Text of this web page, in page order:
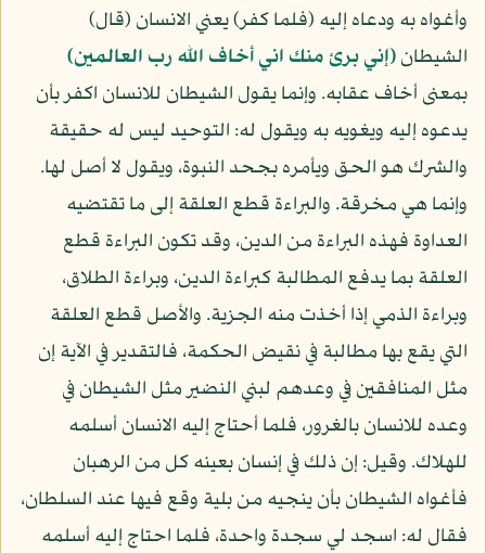
وأغواه به ودعاه إليه (فلما كفر) يعني الانسان (قال)
الشيطان(إني برئ منك اني أخاف الله رب العالمين)
بمعنى أخاف عقابه. وإنما يقول الشيطان للانسان اكفر بأن
يدعوه إليه ويغويه به ويقول له: التوحيد ليس له حقيقة
والشرك هو الحق ويأمره بجحد النبوة، ويقول لا أصل لها.
وإنما هي مخرقة. والبراءة قطع العلقة إلى ما تقتضيه
العداوة فهذه البراءة من الدين، وقد تكون البراءة قطع
العلقة بما يدفع المطالبة كبراءة الدين، وبراءة الطلاق،
وبراءة الذمي إذا أخذت منه الجزية. والأصل قطع العلقة
التي يقع بها مطالبة في نقيض الحكمة، فالتقدير في الآية إن
مثل المنافقين في وعدهم لبني النضير مثل الشيطان في
وعده للانسان بالغرور، فلما أحتاج إليه الانسان أسلمه
للهلاك. وقيل: إن ذلك في إنسان بعينه كل من الرهبان
فأغواه الشيطان بأن ينجيه من بلية وقع فيها عند السلطان،
فقال له: اسجد لي سجدة واحدة، فلما احتاج إليه أسلمه